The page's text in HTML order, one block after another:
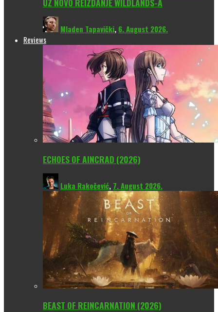
Mladen Tapavički, 6. August 2026.
Reviews
ECHOES OF AINCRAD (2026)
Luka Rakočević, 7. August 2026.
BEAST OF REINCARNATION (2026)